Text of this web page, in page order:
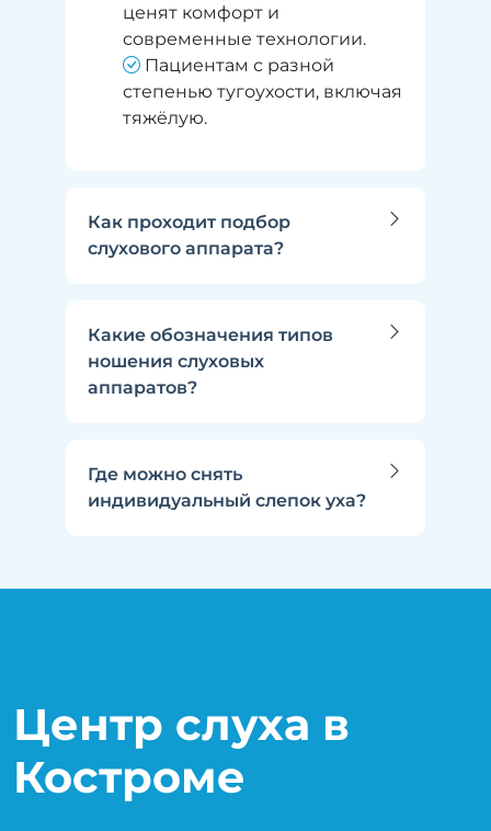
ценят комфорт и
современные технологии.
Пациентам с разной
степенью тугоухости, включая
тяжёлую.
Как проходит подбор
слухового аппарата?
Какие обозначения типов
ношения слуховых
аппаратов?
Где можно снять
индивидуальный слепок уха?
Центр слуха в
Костроме